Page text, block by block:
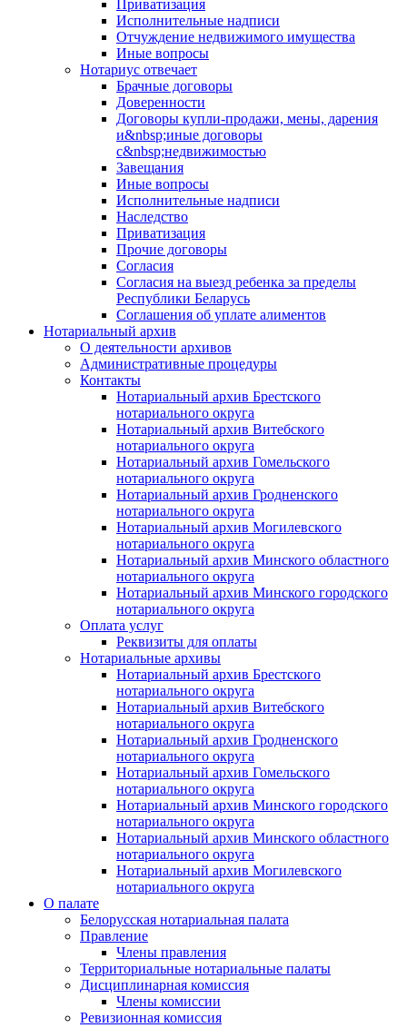
Приватизация
Исполнительные надписи
Отчуждение недвижимого имущества
Иные вопросы
Нотариус отвечает
Брачные договоры
Доверенности
Договоры купли-продажи, мены, дарения
и&nbsp;иные договоры
с&nbsp;недвижимостью
Завещания
Иные вопросы
Исполнительные надписи
Наследство
Приватизация
Прочие договоры
Согласия
Согласия на выезд ребенка за пределы
Республики Беларусь
Соглашения об уплате алиментов
Нотариальный архив
О деятельности архивов
Административные процедуры
Контакты
Нотариальный архив Брестского
нотариального округа
Нотариальный архив Витебского
нотариального округа
Нотариальный архив Гомельского
нотариального округа
Нотариальный архив Гродненского
нотариального округа
Нотариальный архив Могилевского
нотариального округа
Нотариальный архив Минского областного
нотариального округа
Нотариальный архив Минского городского
нотариального округа
Оплата услуг
Реквизиты для оплаты
Нотариальные архивы
Нотариальный архив Брестского
нотариального округа
Нотариальный архив Витебского
нотариального округа
Нотариальный архив Гродненского
нотариального округа
Нотариальный архив Гомельского
нотариального округа
Нотариальный архив Минского городского
нотариального округа
Нотариальный архив Минского областного
нотариального округа
Нотариальный архив Могилевского
нотариального округа
О палате
Белорусская нотариальная палата
Правление
Члены правления
Территориальные нотариальные палаты
Дисциплинарная комиссия
Члены комиссии
Ревизионная комиссия